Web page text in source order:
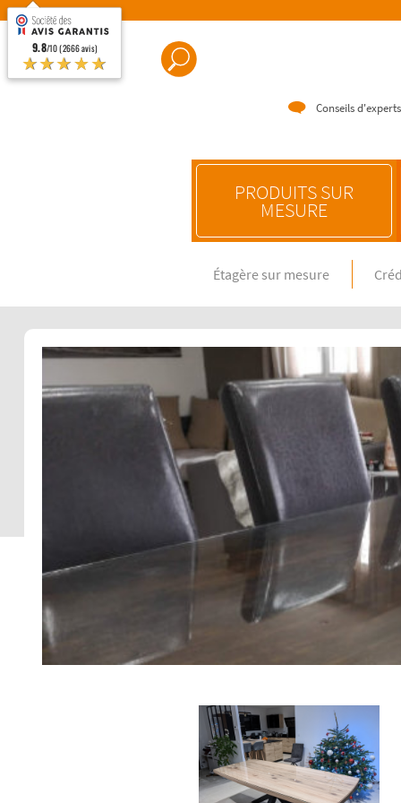
Conseils
PRODUITS SUR
MESURE
Crédence
Crédence
standard
Étagère sur mesure
9.8/10 (2666 avis)
★★★★★